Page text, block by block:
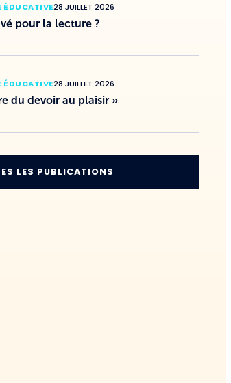
ÉDUCATIVE28 JUILLET 2026
pour la lecture ?
ÉDUCATIVE28 JUILLET 2026
du devoir au plaisir »
LES PUBLICATIONS